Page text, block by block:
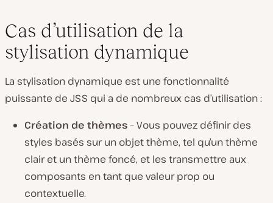
Cas d’utilisation de la
stylisation dynamique
La stylisation dynamique est une fonctionnalité
puissante de JSS qui a de nombreux cas d’utilisation :
Création de thèmes– Vous pouvez définir des
styles basés sur un objet thème, tel qu’un thème
clair et un thème foncé, et les transmettre aux
composants en tant que valeur prop ou
contextuelle.